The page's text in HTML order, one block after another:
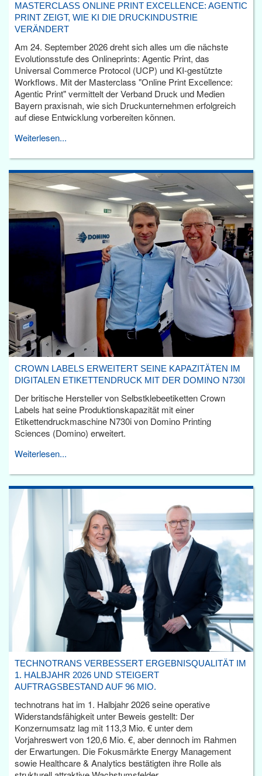
MASTERCLASS ONLINE PRINT EXCELLENCE: AGENTIC
PRINT ZEIGT, WIE KI DIE DRUCKINDUSTRIE
VERÄNDERT
Am 24. September 2026 dreht sich alles um die nächste
Evolutionsstufe des Onlineprints: Agentic Print, das
Universal Commerce Protocol (UCP) und KI-gestützte
Workflows. Mit der Masterclass "Online Print Excellence:
Agentic Print" vermittelt der Verband Druck und Medien
Bayern praxisnah, wie sich Druckunternehmen erfolgreich
auf diese Entwicklung vorbereiten können.
Weiterlesen...
CROWN LABELS ERWEITERT SEINE KAPAZITÄTEN IM
DIGITALEN ETIKETTENDRUCK MIT DER DOMINO N730I
Der britische Hersteller von Selbstklebeetiketten Crown
Labels hat seine Produktionskapazität mit einer
Etikettendruckmaschine N730i von Domino Printing
Sciences (Domino) erweitert.
Weiterlesen...
TECHNOTRANS VERBESSERT ERGEBNISQUALITÄT IM
1. HALBJAHR 2026 UND STEIGERT
AUFTRAGSBESTAND AUF 96 MIO.
technotrans hat im 1. Halbjahr 2026 seine operative
Widerstandsfähigkeit unter Beweis gestellt: Der
Konzernumsatz lag mit 113,3 Mio. € unter dem
Vorjahreswert von 120,6 Mio. €, aber dennoch im Rahmen
der Erwartungen. Die Fokusmärkte Energy Management
sowie Healthcare & Analytics bestätigten ihre Rolle als